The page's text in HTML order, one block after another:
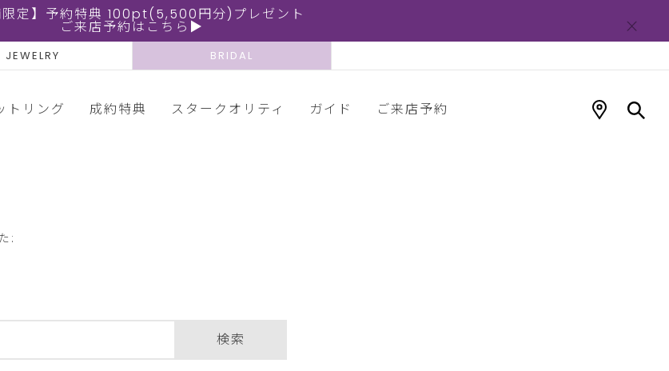
限定】予約特典 100pt(5,500円分)プレゼント
ご来店予約はこちら▶
JEWELRY BRIDAL
トリング 成約特典 スタークオリティ ガイド ご来店予約
:
検索